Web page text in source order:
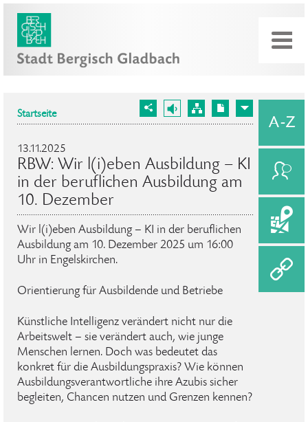
Startseite
13.11.2025
RBW: Wir l(i)eben Ausbildung – KI
in der beruflichen Ausbildung am
10. Dezember
Wir l(i)eben Ausbildung – KI in der beruflichen
Ausbildung am 10. Dezember 2025 um 16:00
Uhr in Engelskirchen.
Orientierung für Ausbildende und Betriebe
Künstliche Intelligenz verändert nicht nur die
Arbeitswelt – sie verändert auch, wie junge
Menschen lernen. Doch was bedeutet das
konkret für die Ausbildungspraxis? Wie können
Ausbildungsverantwortliche ihre Azubis sicher
begleiten, Chancen nutzen und Grenzen kennen?